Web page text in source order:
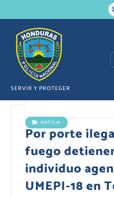
a
SERVIR Y PROTEGER
NOTICIA
Por porte
fuego
individuo
UMEPI-18 en